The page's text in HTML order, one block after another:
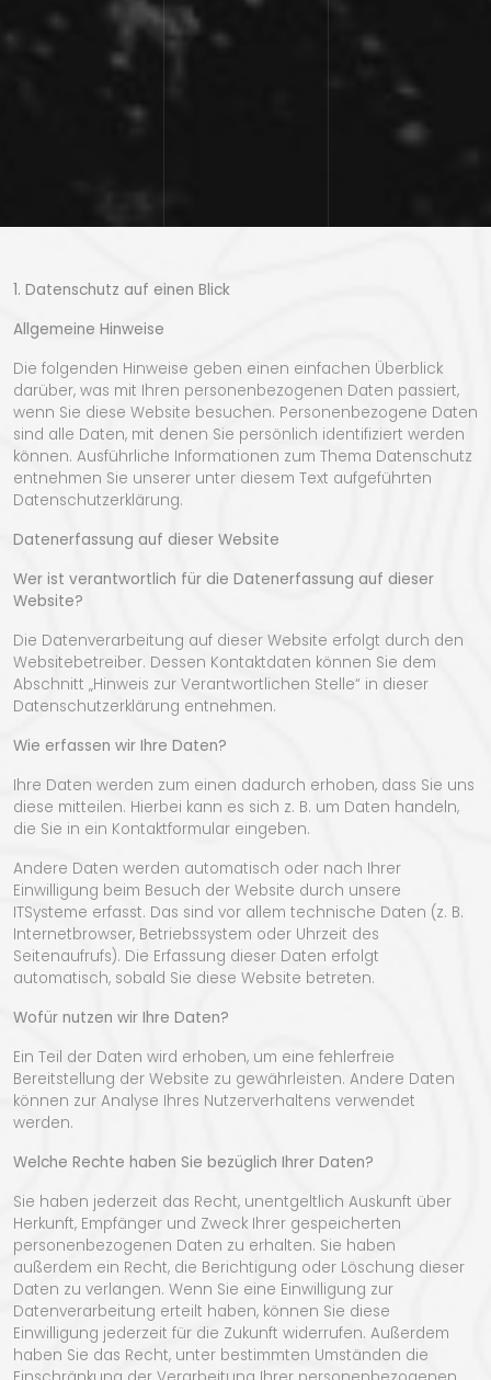
1. Datenschutz auf einen Blick
Allgemeine Hinweise
Die folgenden Hinweise geben einen einfachen Überblick
darüber, was mit Ihren personenbezogenen Daten passiert,
wenn Sie diese Website besuchen. Personenbezogene Daten
sind alle Daten, mit denen Sie persönlich identifiziert werden
können. Ausführliche Informationen zum Thema Datenschutz
entnehmen Sie unserer unter diesem Text aufgeführten
Datenschutzerklärung.
Datenerfassung auf dieser Website
Wer ist verantwortlich für die Datenerfassung auf dieser
Website?
Die Datenverarbeitung auf dieser Website erfolgt durch den
Websitebetreiber. Dessen Kontaktdaten können Sie dem
Abschnitt „Hinweis zur Verantwortlichen Stelle“ in dieser
Datenschutzerklärung entnehmen.
Wie erfassen wir Ihre Daten?
Ihre Daten werden zum einen dadurch erhoben, dass Sie uns
diese mitteilen. Hierbei kann es sich z. B. um Daten handeln,
die Sie in ein Kontaktformular eingeben.
Andere Daten werden automatisch oder nach Ihrer
Einwilligung beim Besuch der Website durch unsere
ITSysteme erfasst. Das sind vor allem technische Daten (z. B.
Internetbrowser, Betriebssystem oder Uhrzeit des
Seitenaufrufs). Die Erfassung dieser Daten erfolgt
automatisch, sobald Sie diese Website betreten.
Wofür nutzen wir Ihre Daten?
Ein Teil der Daten wird erhoben, um eine fehlerfreie
Bereitstellung der Website zu gewährleisten. Andere Daten
können zur Analyse Ihres Nutzerverhaltens verwendet
werden.
Welche Rechte haben Sie bezüglich Ihrer Daten?
Sie haben jederzeit das Recht, unentgeltlich Auskunft über
Herkunft, Empfänger und Zweck Ihrer gespeicherten
personenbezogenen Daten zu erhalten. Sie haben
außerdem ein Recht, die Berichtigung oder Löschung dieser
Daten zu verlangen. Wenn Sie eine Einwilligung zur
Datenverarbeitung erteilt haben, können Sie diese
Einwilligung jederzeit für die Zukunft widerrufen. Außerdem
haben Sie das Recht, unter bestimmten Umständen die